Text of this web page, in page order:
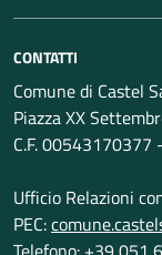
CONTATTI
Comune di Castel
Piazza XX
C.F. 00543170377
Ufficio Relazioni
PEC: